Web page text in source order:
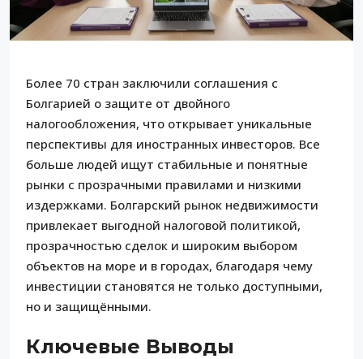
Более 70 стран заключили соглашения с
Болгарией о защите от двойного
налогообложения, что открывает уникальные
перспективы для иностранных инвесторов. Все
больше людей ищут стабильные и понятные
рынки с прозрачными правилами и низкими
издержками. Болгарский рынок недвижимости
привлекает выгодной налоговой политикой,
прозрачностью сделок и широким выбором
объектов на море и в городах, благодаря чему
инвестиции становятся не только доступными,
но и защищёнными.
Ключевые Выводы